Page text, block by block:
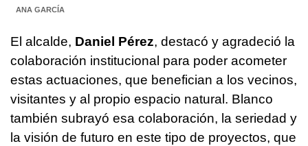
ANA GARCÍA
El alcalde, Daniel Pérez, destacó y agradeció la
colaboración institucional para poder acometer
estas actuaciones, que benefician a los vecinos,
visitantes y al propio espacio natural. Blanco
también subrayó esa colaboración, la seriedad y
la visión de futuro en este tipo de proyectos, que